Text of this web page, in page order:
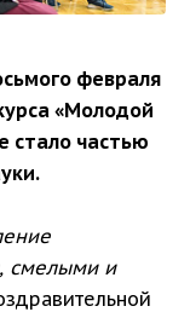
февраля
«Молодой
стало частью
смелыми и